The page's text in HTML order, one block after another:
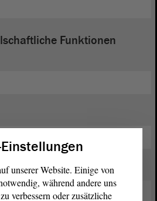
Funktionen
"Selbst Aktiv"
SPD Börde
unserer Website. Einige von
während andere uns
verbessern oder zusätzliche